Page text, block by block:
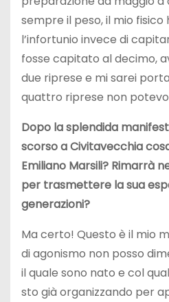
sempre il peso, il mio fisico
l’infortunio invece di
fosse capitato al decimo,
due riprese e mi sarei
quattro riprese non
Dopo la splendida
scorso a Civitavecchia
Emiliano Marsili? Rimarrà
per trasmettere la sua
generazioni?
Ma certo! Questo è il mio
di agonismo non posso
il quale sono nato e col
sto già organizzando per